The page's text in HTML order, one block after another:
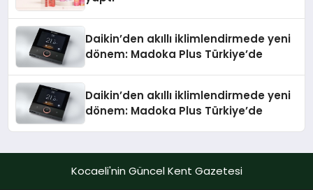
Daikin’den akıllı iklimlendirmede yeni
dönem: Madoka Plus Türkiye’de
Daikin’den akıllı iklimlendirmede yeni
dönem: Madoka Plus Türkiye’de
Kocaeli'nin Güncel Kent Gazetesi